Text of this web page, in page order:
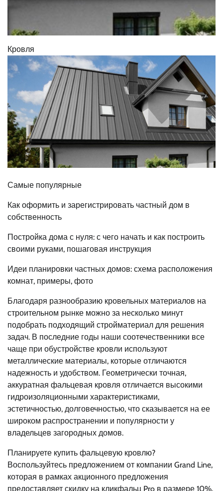
Кровля
Самые популярные
Как оформить и зарегистрировать частный дом в
собственность
Постройка дома с нуля: с чего начать и как построить
своими руками, пошаговая инструкция
Идеи планировки частных домов: схема расположения
комнат, примеры, фото
Благодаря разнообразию кровельных материалов на
строительном рынке можно за несколько минут
подобрать подходящий стройматериал для решения
задач. В последние годы наши соотечественники все
чаще при обустройстве кровли используют
металлические материалы, которые отличаются
надежность и удобством. Геометрически точная,
аккуратная фальцевая кровля отличается высокими
гидроизоляционными характеристиками,
эстетичностью, долговечностью, что сказывается на ее
широком распространении и популярности у
владельцев загородных домов.
Планируете купить фальцевую кровлю?
Воспользуйтесь предложением от компании Grand Line,
которая в рамках акционного предложения
предоставляет скидку на кликфальц Pro в размере 10%.